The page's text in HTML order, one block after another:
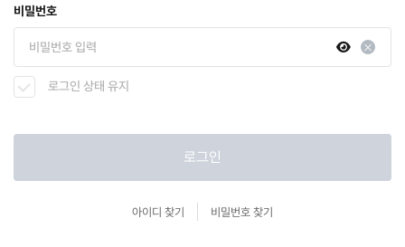
비밀번호
로그인 상태 유지
로그인
아이디 찾기 비밀번호 찾기